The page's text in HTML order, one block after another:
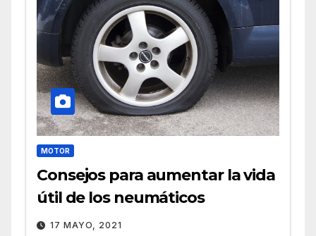
MOTOR
Consejos para aumentar la vida
útil de los neumáticos
17 MAYO, 2021